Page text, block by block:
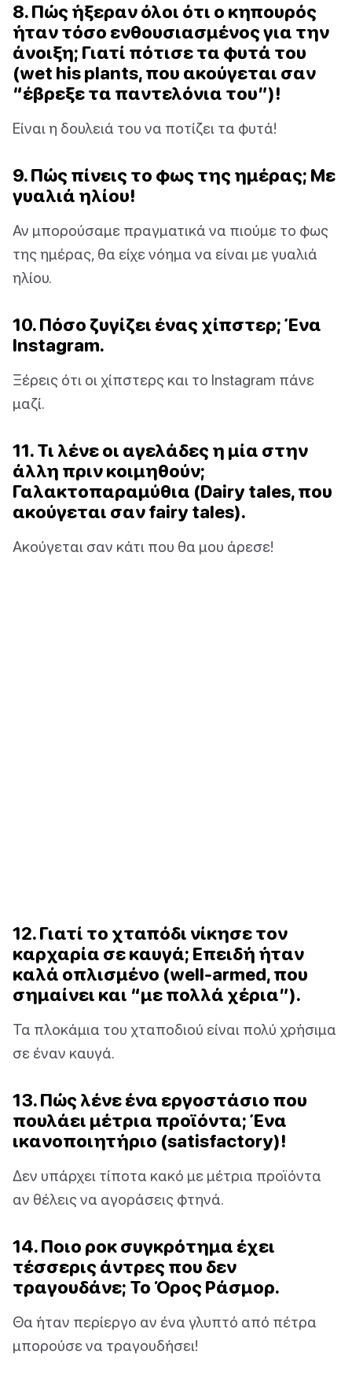
8. Πώς ήξεραν όλοι ότι ο κηπουρός
ήταν τόσο ενθουσιασμένος για την
άνοιξη; Γιατί πότισε τα φυτά του
(wet his plants, που ακούγεται σαν
“έβρεξε τα παντελόνια του”)!
Είναι η δουλειά του να ποτίζει τα φυτά!
9. Πώς πίνεις το φως της ημέρας; Με
γυαλιά ηλίου!
Αν μπορούσαμε πραγματικά να πιούμε το φως
της ημέρας, θα είχε νόημα να είναι με γυαλιά
ηλίου.
10. Πόσο ζυγίζει ένας χίπστερ; Ένα
Instagram.
Ξέρεις ότι οι χίπστερς και το Instagram πάνε
μαζί.
11. Τι λένε οι αγελάδες η μία στην
άλλη πριν κοιμηθούν;
Γαλακτοπαραμύθια (Dairy tales, που
ακούγεται σαν fairy tales).
Ακούγεται σαν κάτι που θα μου άρεσε!
12. Γιατί το χταπόδι νίκησε τον
καρχαρία σε καυγά; Επειδή ήταν
καλά οπλισμένο (well-armed, που
σημαίνει και “με πολλά χέρια”).
Τα πλοκάμια του χταποδιού είναι πολύ χρήσιμα
σε έναν καυγά.
13. Πώς λένε ένα εργοστάσιο που
πουλάει μέτρια προϊόντα; Ένα
ικανοποιητήριο (satisfactory)!
Δεν υπάρχει τίποτα κακό με μέτρια προϊόντα
αν θέλεις να αγοράσεις φτηνά.
14. Ποιο ροκ συγκρότημα έχει
τέσσερις άντρες που δεν
τραγουδάνε; Το Όρος Ράσμορ.
Θα ήταν περίεργο αν ένα γλυπτό από πέτρα
μπορούσε να τραγουδήσει!